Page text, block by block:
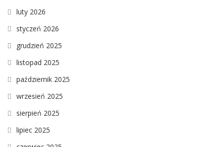
luty 2026
styczeń 2026
grudzień 2025
listopad 2025
październik 2025
wrzesień 2025
sierpień 2025
lipiec 2025